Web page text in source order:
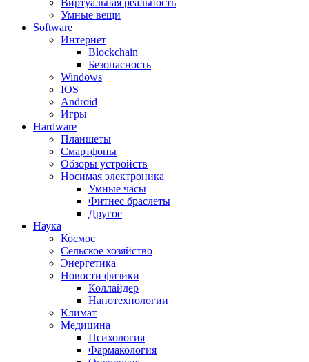
Умные вещи
Software
Интернет
Blockchain
Безопасность
Windows
IOS
Android
Игры
Hardware
Планшеты
Смартфоны
Обзоры устройств
Носимая электроника
Умные часы
Фитнес браслеты
Другое
Наука
Космос
Сельское хозяйство
Энергетика
Новости физики
Коллайдер
Нанотехнологии
Климат
Медицина
Психология
Фармакология